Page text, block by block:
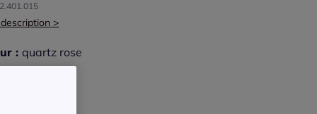
>
: quartz rose